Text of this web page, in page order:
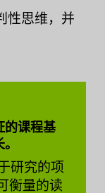
性思维，并
的课程基
研究的项
衡量的读